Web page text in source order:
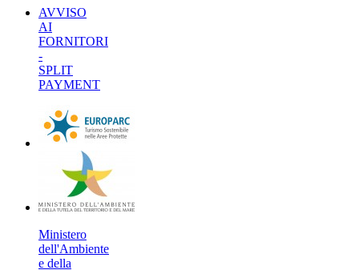
AVVISO
AI
FORNITORI
-
SPLIT
PAYMENT
Ministero
dell'Ambiente
e della